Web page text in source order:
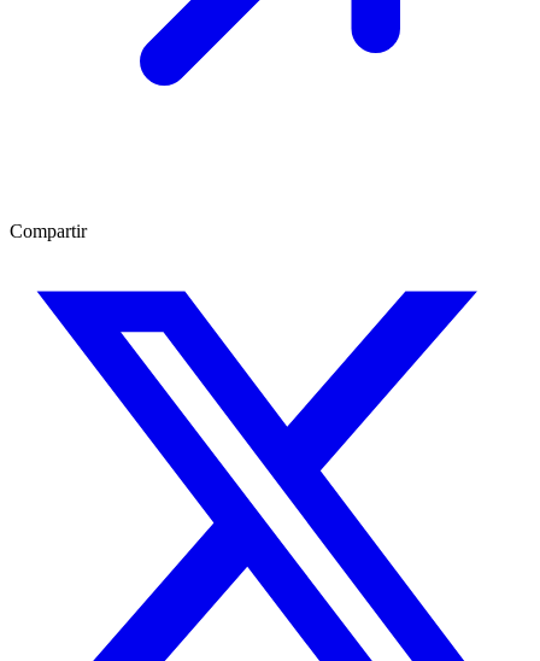
Compartir